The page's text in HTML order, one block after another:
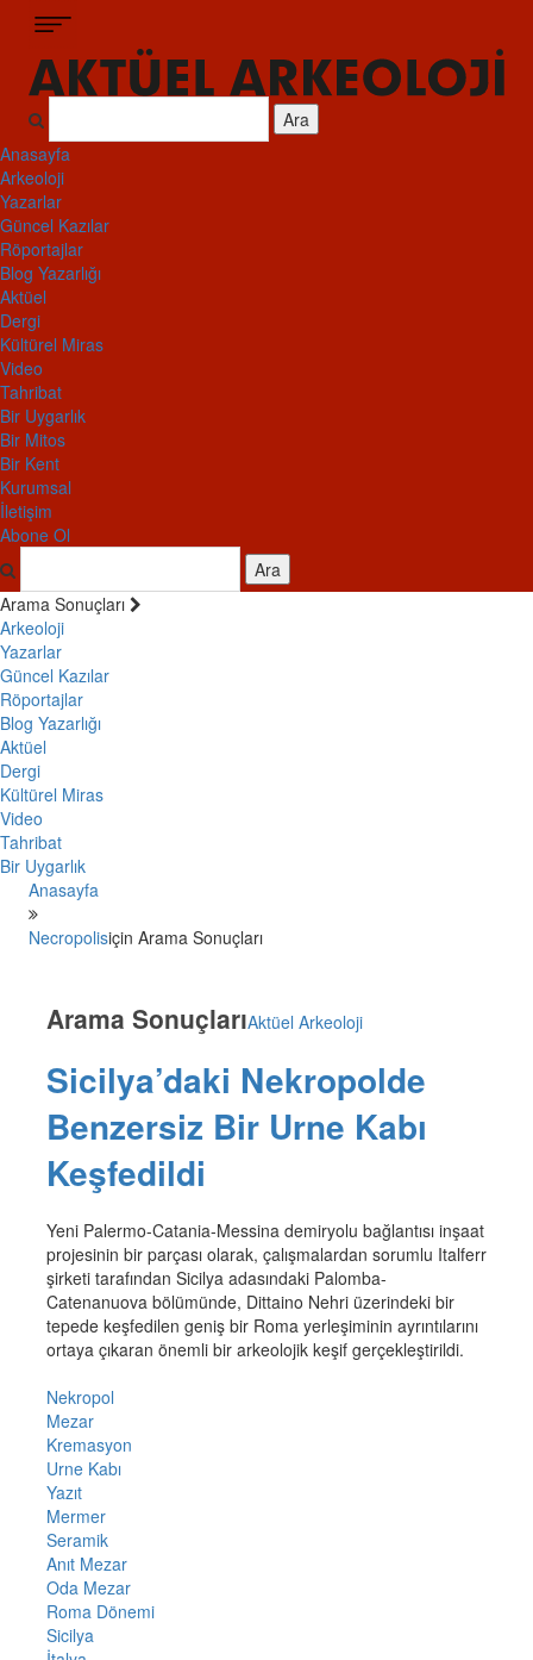
Ara
Anasayfa
Arkeoloji
Yazarlar
Güncel Kazılar
Röportajlar
Blog Yazarlığı
Aktüel
Dergi
Kültürel Miras
Video
Tahribat
Bir Uygarlık
Bir Mitos
Bir Kent
Kurumsal
İletişim
Abone Ol
Ara
Arama Sonuçları
Arkeoloji
Yazarlar
Güncel Kazılar
Röportajlar
Blog Yazarlığı
Aktüel
Dergi
Kültürel Miras
Video
Tahribat
Bir Uygarlık
Anasayfa
Necropolisiçin Arama Sonuçları
Arama SonuçlarıAktüel Arkeoloji
Sicilya’daki Nekropolde
Benzersiz Bir Urne Kabı
Keşfedildi
Yeni Palermo-Catania-Messina demiryolu bağlantısı inşaat
projesinin bir parçası olarak, çalışmalardan sorumlu Italferr
şirketi tarafından Sicilya adasındaki Palomba-
Catenanuova bölümünde, Dittaino Nehri üzerindeki bir
tepede keşfedilen geniş bir Roma yerleşiminin ayrıntılarını
ortaya çıkaran önemli bir arkeolojik keşif gerçekleştirildi.
Nekropol
Mezar
Kremasyon
Urne Kabı
Yazıt
Mermer
Seramik
Anıt Mezar
Oda Mezar
Roma Dönemi
Sicilya